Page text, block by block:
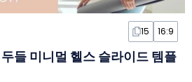
15 16:9
들 미니멀 헬스 슬라이드 템플